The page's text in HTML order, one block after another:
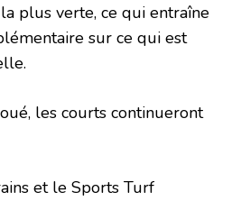
plus verte, ce qui entraîne
sur ce qui est
les courts continueront
et le Sports Turf